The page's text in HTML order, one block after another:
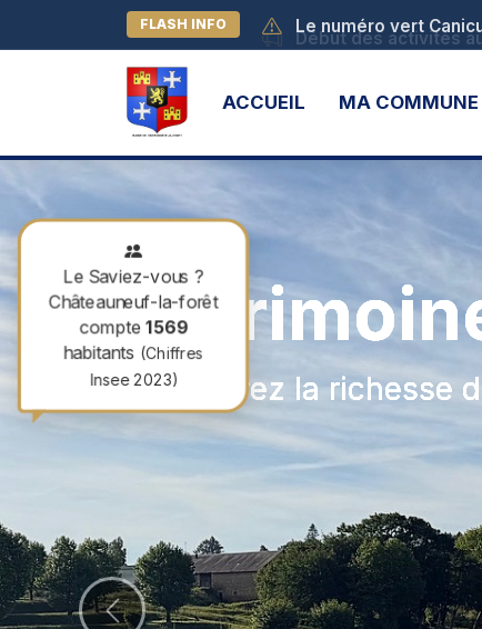
FLASH INFO Début des activités
ACCUEIL MA COMMUNE
Découvrez la richesse
Le Saviez-vous ?
Châteauneuf-la-forêt
compte1569
habitants (Chiffres
Insee 2023)